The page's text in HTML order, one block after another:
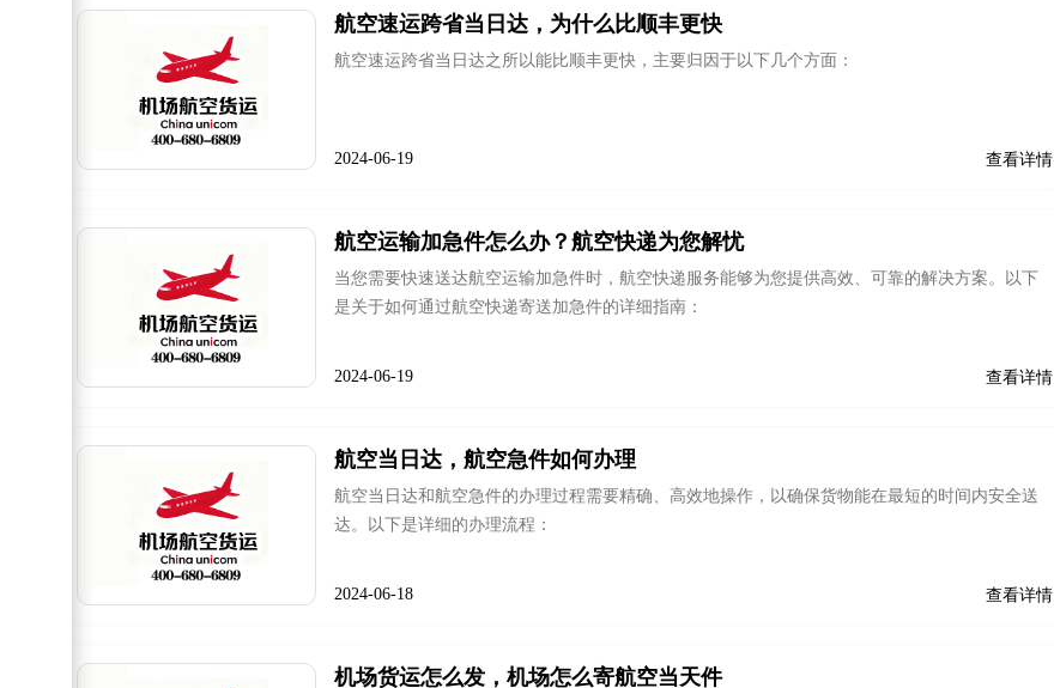
航空速运跨省当日达，为什么比顺丰更快
航空速运跨省当日达之所以能比顺丰更快，主要归因于以下几个方面：
2024-06-19 查看详情
航空运输加急件怎么办？航空快递为您解忧
当您需要快速送达航空运输加急件时，航空快递服务能够为您提供高效、可靠的解决方案。以下
是关于如何通过航空快递寄送加急件的详细指南：
2024-06-19 查看详情
航空当日达，航空急件如何办理
航空当日达和航空急件的办理过程需要精确、高效地操作，以确保货物能在最短的时间内安全送
达。以下是详细的办理流程：
2024-06-18 查看详情
机场货运怎么发，机场怎么寄航空当天件